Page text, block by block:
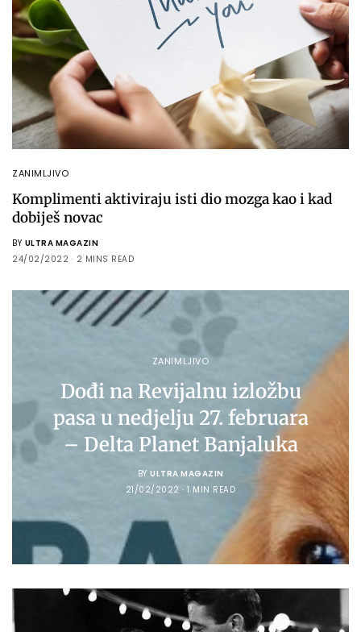
ZANIMLJIVO
Komplimenti aktiviraju isti dio mozga kao i kad
dobiješ novac
BY ULTRA MAGAZIN
24/02/2022
2 MINS READ
ZANIMLJIVO
Dođi na Revijalnu izložbu
pasa u nedjelju 27. februara
– Delta Planet Banjaluka
BY ULTRA MAGAZIN
21/02/2022
1 MIN READ